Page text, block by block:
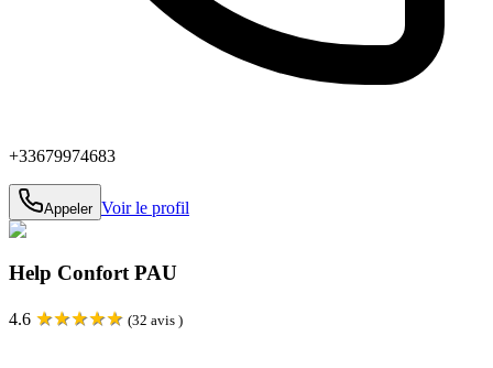
+33679974683
Appeler Voir le profil
Help Confort PAU
4.6 ★★★★★ (32 avis )